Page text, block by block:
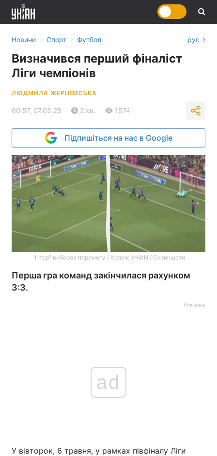
Новини › Спорт › Футбол рус
Визначився перший фіналіст
Ліги чемпіонів
ЛЮДМИЛА ЖЕРНОВСЬКА
00:57, 07.05.25 2 хв. 1574
Підпишіться на нас в Google
"Інтер" виборов перемогу / Колаж УНІАН / Скриншоти
Перша гра команд закінчилася рахунком
3:3.
Реклама
ad
У вівторок, 6 травня, у рамках півфіналу Ліги